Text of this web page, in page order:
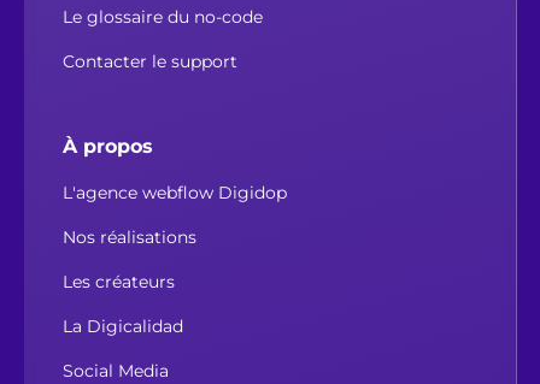
Le glossaire du no-code
Contacter le support
À propos
L'agence webflow Digidop
Nos réalisations
Les créateurs
La Digicalidad
Social Media